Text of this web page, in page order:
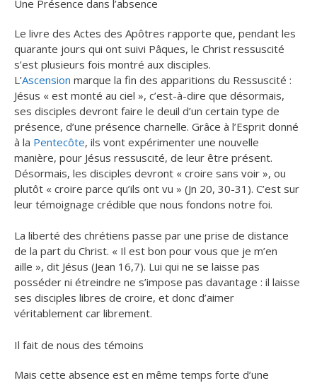
Une Présence dans l’absence
Le livre des Actes des Apôtres rapporte que, pendant les
quarante jours qui ont suivi Pâques, le Christ ressuscité
s’est plusieurs fois montré aux disciples.
L’Ascension marque la fin des apparitions du Ressuscité :
Jésus « est monté au ciel », c’est-à-dire que désormais,
ses disciples devront faire le deuil d’un certain type de
présence, d’une présence charnelle. Grâce à l’Esprit donné
à la Pentecôte, ils vont expérimenter une nouvelle
manière, pour Jésus ressuscité, de leur être présent.
Désormais, les disciples devront « croire sans voir », ou
plutôt « croire parce qu’ils ont vu » (Jn 20, 30-31). C’est sur
leur témoignage crédible que nous fondons notre foi.
La liberté des chrétiens passe par une prise de distance
de la part du Christ. « Il est bon pour vous que je m’en
aille », dit Jésus (Jean 16,7). Lui qui ne se laisse pas
posséder ni étreindre ne s’impose pas davantage : il laisse
ses disciples libres de croire, et donc d’aimer
véritablement car librement.
Il fait de nous des témoins
Mais cette absence est en même temps forte d’une